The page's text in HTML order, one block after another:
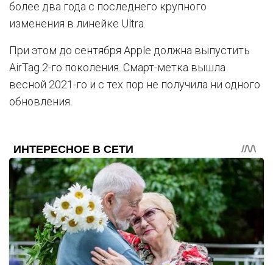
более два года с последнего крупного
изменения в линейке Ultra.
При этом до сентября Apple должна выпустить
AirTag 2-го поколения. Смарт-метка вышла
весной 2021-го и с тех пор не получила ни одного
обновления.